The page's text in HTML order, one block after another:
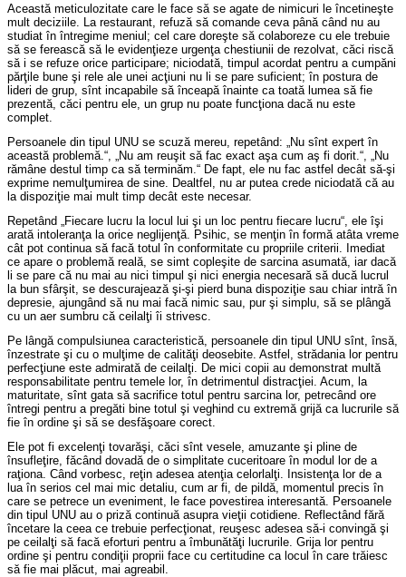
Această meticulozitate care le face să se agate de nimicuri le încetineşte
mult deciziile. La restaurant, refuză să comande ceva până când nu au
studiat în întregime meniul; cel care doreşte să colaboreze cu ele trebuie
să se ferească să le evidenţieze urgenţa chestiunii de rezolvat, căci riscă
să i se refuze orice participare; niciodată, timpul acordat pentru a cumpăni
părţile bune şi rele ale unei acţiuni nu li se pare suficient; în postura de
lideri de grup, sînt incapabile să înceapă înainte ca toată lumea să fie
prezentă, căci pentru ele, un grup nu poate funcţiona dacă nu este
complet.
Persoanele din tipul UNU se scuză mereu, repetând: „Nu sînt expert în
această problemă.“, „Nu am reuşit să fac exact aşa cum aş fi dorit.“, „Nu
rămâne destul timp ca să terminăm.“ De fapt, ele nu fac astfel decât să-şi
exprime nemulţumirea de sine. Dealtfel, nu ar putea crede niciodată că au
la dispoziţie mai mult timp decât este necesar.
Repetând „Fiecare lucru la locul lui şi un loc pentru fiecare lucru“, ele îşi
arată intoleranţa la orice neglijenţă. Psihic, se menţin în formă atâta vreme
cât pot continua să facă totul în conformitate cu propriile criterii. Imediat
ce apare o problemă reală, se simt copleşite de sarcina asumată, iar dacă
li se pare că nu mai au nici timpul şi nici energia necesară să ducă lucrul
la bun sfârşit, se descurajează şi-şi pierd buna dispoziţie sau chiar intră în
depresie, ajungând să nu mai facă nimic sau, pur şi simplu, să se plângă
cu un aer sumbru că ceilalţi îi strivesc.
Pe lângă compulsiunea caracteristică, persoanele din tipul UNU sînt, însă,
înzestrate şi cu o mulţime de calităţi deosebite. Astfel, strădania lor pentru
perfecţiune este admirată de ceilalţi. De mici copii au demonstrat multă
responsabilitate pentru temele lor, în detrimentul distracţiei. Acum, la
maturitate, sînt gata să sacrifice totul pentru sarcina lor, petrecând ore
întregi pentru a pregăti bine totul şi veghind cu extremă grijă ca lucrurile să
fie în ordine şi să se desfăşoare corect.
Ele pot fi excelenţi tovarăşi, căci sînt vesele, amuzante şi pline de
însufleţire, făcând dovadă de o simplitate cuceritoare în modul lor de a
raţiona. Când vorbesc, reţin adesea atenţia celorlalţi. Insistenţa lor de a
lua în serios cel mai mic detaliu, cum ar fi, de pildă, momentul precis în
care se petrece un eveniment, le face povestirea interesantă. Persoanele
din tipul UNU au o priză continuă asupra vieţii cotidiene. Reflectând fără
încetare la ceea ce trebuie perfecţionat, reuşesc adesea să-i convingă şi
pe ceilalţi să facă eforturi pentru a îmbunătăţi lucrurile. Grija lor pentru
ordine şi pentru condiţii proprii face cu certitudine ca locul în care trăiesc
să fie mai plăcut, mai agreabil.